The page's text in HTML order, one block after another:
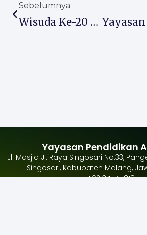
Sebelumnya
Wisuda Ke-20 SMK PLUS Almaarif Singosari, Lahirkan Generasi Siap Kerja Dan Mendunia
Yayasan Pendidikan
Jl. Masjid Jl. Raya Singosari No.33,
Singosari, Kabupaten Malang,
+62 341 458181